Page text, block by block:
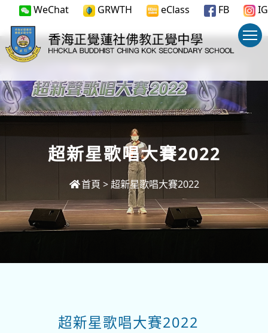
WeChat GRWTH eClass FB IG
超新星歌唱大賽2022
首頁 > 超新星歌唱大賽2022
超新星歌唱大賽2022